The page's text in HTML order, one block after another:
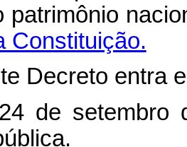
patrimônio
Constituição.
Decreto entra
de setembro